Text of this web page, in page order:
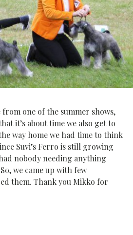
one of the summer shows,
it’s about time we also get to
way home we had time to think
Suvi’s Ferro is still growing
nobody needing anything
we came up with few
them. Thank you Mikko for